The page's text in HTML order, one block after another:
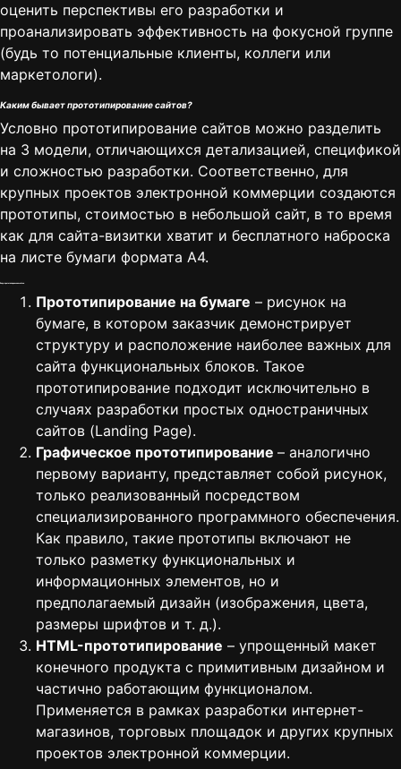
оценить перспективы его разработки и
проанализировать эффективность на фокусной группе
(будь то потенциальные клиенты, коллеги или
маркетологи).
Каким бывает прототипирование сайтов?
Условно прототипирование сайтов можно разделить
на 3 модели, отличающихся детализацией, спецификой
и сложностью разработки. Соответственно, для
крупных проектов электронной коммерции создаются
прототипы, стоимостью в небольшой сайт, в то время
как для сайта-визитки хватит и бесплатного наброска
на листе бумаги формата A4.
Прототипирование на бумаге – рисунок на
бумаге, в котором заказчик демонстрирует
структуру и расположение наиболее важных для
сайта функциональных блоков. Такое
прототипирование подходит исключительно в
случаях разработки простых одностраничных
сайтов (Landing Page).
Графическое прототипирование – аналогично
первому варианту, представляет собой рисунок,
только реализованный посредством
специализированного программного обеспечения.
Как правило, такие прототипы включают не
только разметку функциональных и
информационных элементов, но и
предполагаемый дизайн (изображения, цвета,
размеры шрифтов и т. д.).
HTML-прототипирование – упрощенный макет
конечного продукта с примитивным дизайном и
частично работающим функционалом.
Применяется в рамках разработки интернет-
магазинов, торговых площадок и других крупных
проектов электронной коммерции.